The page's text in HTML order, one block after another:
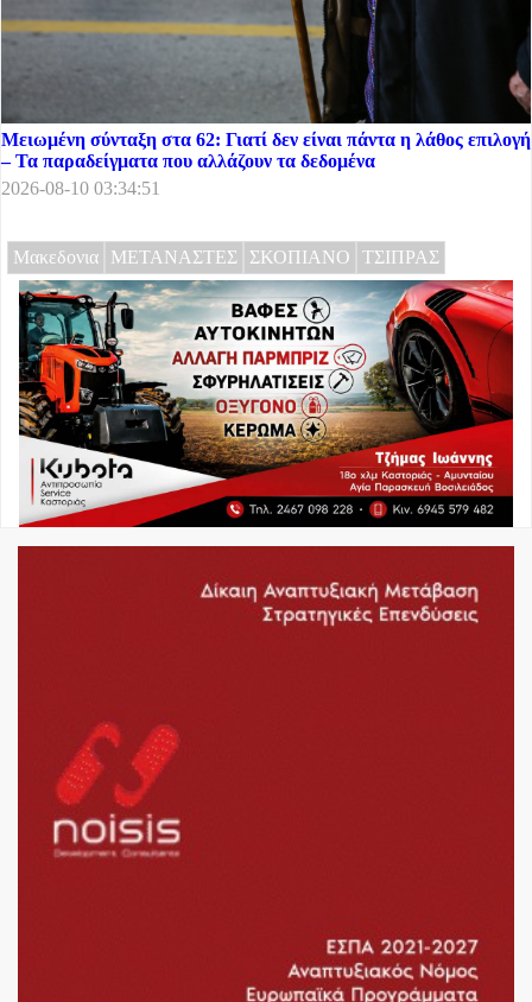
Μειωμένη σύνταξη στα 62: Γιατί δεν είναι πάντα η λάθος επιλογή
– Τα παραδείγματα που αλλάζουν τα δεδομένα
2026-08-10 03:34:51
Μακεδονια ΜΕΤΑΝΑΣΤΕΣ ΣΚΟΠΙΑΝΟ ΤΣΙΠΡΑΣ